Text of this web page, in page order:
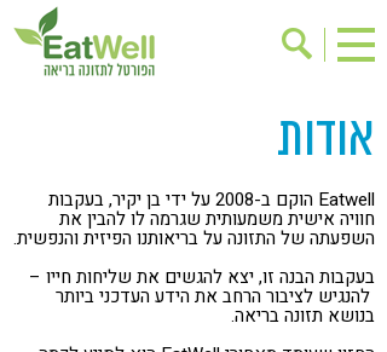
הרשמה לניוזלטר
ריפוי ומניעת מחלות
בריאות האישה
אירועים
שינוי תזונתי
אודות
Eatwell הוקם ב-2008 על ידי בן יקיר, בעקבות
חוויה אישית משמעותית שגרמה לו להבין את
השפעתה של התזונה על בריאותנו הפיזית והנפשית.
בעקבות הבנה זו, יצא להגשים את שליחות חייו –
להנגיש לציבור הרחב את הידע העדכני ביותר
בנושא תזונה בריאה.